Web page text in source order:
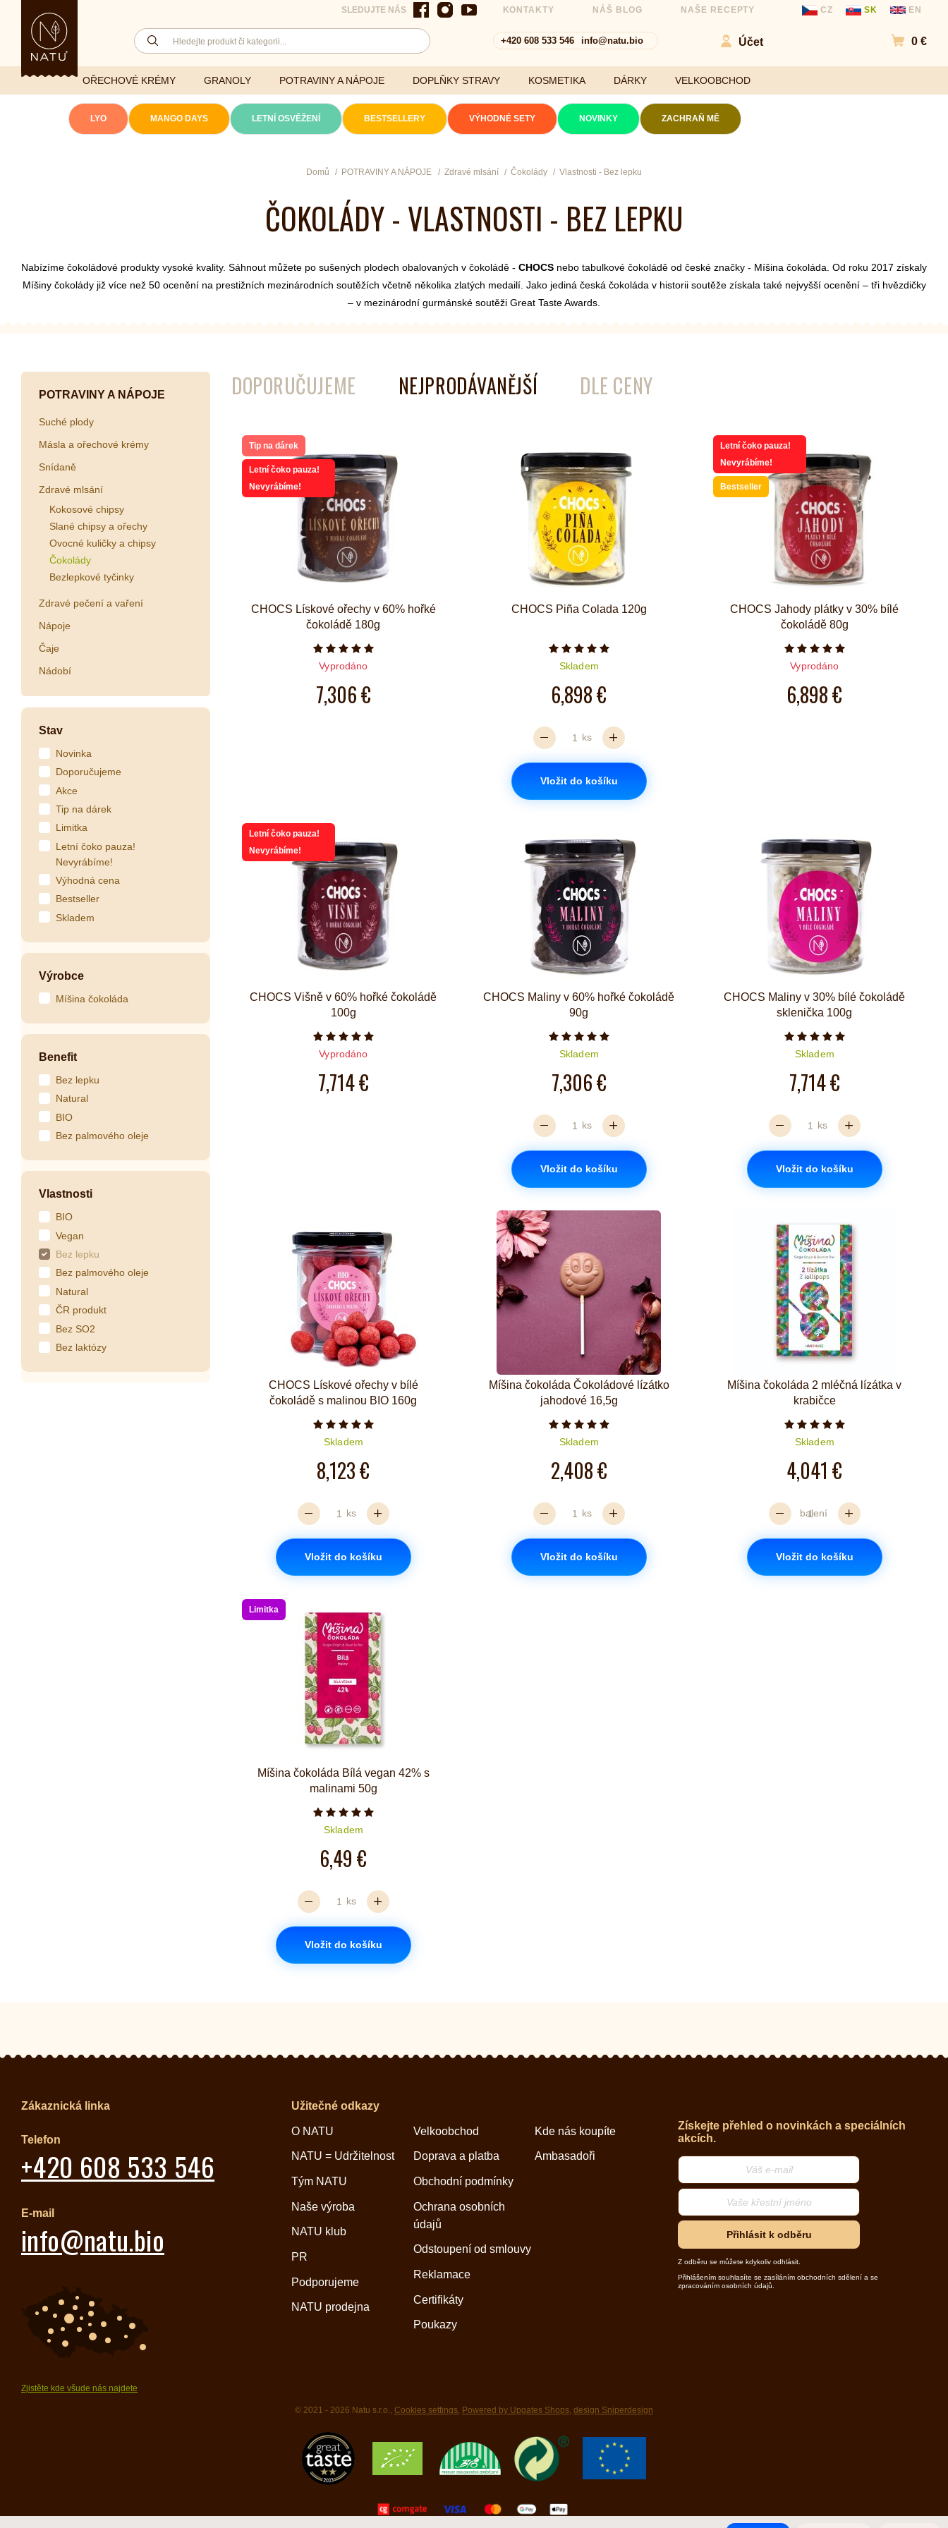
SLEDUJTE NÁS KONTAKTY NÁŠ BLOG NAŠE RECEPTY CZ SK EN
+420 608 533 546 info@natu.bio Účet
Přejít
0 €
OŘECHOVÉ KRÉMY GRANOLY POTRAVINY A NÁPOJE
Džemy
Cereálie a vločky
Kokosové chipsy
ořechy
Ovocné kuličky a
(aktuální)
Bezlepkové tyčinky
Energetické nápoje
Superfood shoty
Sypané
Kokosové nádobí
DOPLŇKY STRAVY
Minerály
Přírodní extrakty
KOSMETIKA DÁRKY VELKOOBCHOD
LYO MANGO DAYS LETNÍ OSVĚŽENÍ BESTSELLERY VÝHODNÉ SETY NOVINKY ZACHRAŇ MĚ
Domů POTRAVINY A NÁPOJE Zdravé mlsání Čokolády Vlastnosti - Bez lepku
ČOKOLÁDY - VLASTNOSTI - BEZ LEPKU
Nabízíme čokoládové produkty vysoké kvality. Sáhnout můžete po sušených plodech obalovaných v čokoládě - CHOCS nebo tabulkové čokoládě od české značky - Míšina čokoláda. Od roku 2017 získaly
Míšiny čokolády již více než 50 ocenění na prestižních mezinárodních soutěžích včetně několika zlatých medailí. Jako jediná česká čokoláda v historii soutěže získala také nejvyšší ocenění – tři hvězdičky
– v mezinárodní gurmánské soutěži Great Taste Awards.
POTRAVINY A NÁPOJE
Suché plody
Másla a ořechové krémy
Snídaně
Zdravé mlsání
Kokosové chipsy
Slané chipsy a ořechy
Ovocné kuličky a chipsy
Čokolády
Bezlepkové tyčinky
Zdravé pečení a vaření
Nápoje
Čaje
Nádobí
Stav
Novinka
Doporučujeme
Akce
Tip na dárek
Limitka
Letní čoko pauza!
Nevyrábíme!
Výhodná cena
Bestseller
Skladem
Výrobce
Míšina čokoláda
Benefit
Bez lepku
Natural
BIO
Bez palmového oleje
Vlastnosti
BIO
Vegan
Bez lepku
Bez palmového oleje
Natural
ČR produkt
Bez SO2
Bez laktózy
DOPORUČUJEME NEJPRODÁVANĚJŠÍ DLE CENY
Tip na dárek
Letní čoko pauza!
Nevyrábíme!
CHOCS Lískové ořechy v 60% hořké
čokoládě 180g
Počet hvězdiček je 5 z 5
Vyprodáno
7,306 €
CHOCS Piña Colada 120g
Počet hvězdiček je 5 z 5
Skladem
6,898 €
ks
Vložit do košíku
Letní čoko pauza!
Nevyrábíme!
Bestseller
CHOCS Jahody plátky v 30% bílé
čokoládě 80g
Počet hvězdiček je 5 z 5
Vyprodáno
6,898 €
Letní čoko pauza!
Nevyrábíme!
CHOCS Višně v 60% hořké čokoládě
100g
Počet hvězdiček je 5 z 5
Vyprodáno
7,714 €
CHOCS Maliny v 60% hořké čokoládě
90g
Počet hvězdiček je 5 z 5
Skladem
7,306 €
ks
Vložit do košíku
CHOCS Maliny v 30% bílé čokoládě
sklenička 100g
Počet hvězdiček je 5 z 5
Skladem
7,714 €
ks
Vložit do košíku
CHOCS Lískové ořechy v bílé
čokoládě s malinou BIO 160g
Počet hvězdiček je 5 z 5
Skladem
8,123 €
ks
Vložit do košíku
Míšina čokoláda Čokoládové lízátko
jahodové 16,5g
Počet hvězdiček je 5 z 5
Skladem
2,408 €
ks
Vložit do košíku
Míšina čokoláda 2 mléčná lízátka v
krabičce
Počet hvězdiček je 5 z 5
Skladem
4,041 €
balení
Vložit do košíku
Limitka
Míšina čokoláda Bílá vegan 42% s
malinami 50g
Počet hvězdiček je 5 z 5
Skladem
6,49 €
ks
Vložit do košíku
Zákaznická linka
Telefon
+420 608 533 546
E-mail
info@natu.bio
Zjistěte kde všude nás najdete
Užitečné odkazy
O NATU
NATU = Udržitelnost
Tým NATU
Naše výroba
NATU klub
PR
Podporujeme
NATU prodejna
Velkoobchod
Doprava a platba
Obchodní podmínky
Ochrana osobních
údajů
Odstoupení od smlouvy
Reklamace
Certifikáty
Poukazy
Kde nás koupíte
Ambasadoři
Získejte přehled o novinkách a speciálních
akcích.
Přihlásit k odběru
Z odběru se můžete kdykoliv odhlásit.
Přihlášením souhlasíte se zasíláním obchodních sdělení a se
zpracováním osobních údajů.
© 2021 - 2026 Natu s.r.o., Cookies settings Powered by Upgates Shops design Sniperdesign